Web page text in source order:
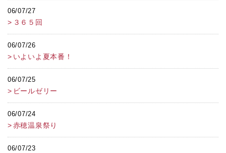
06/07/27
３６５回
06/07/26
いよいよ夏本番！
06/07/25
ビールゼリー
06/07/24
赤穂温泉祭り
06/07/23